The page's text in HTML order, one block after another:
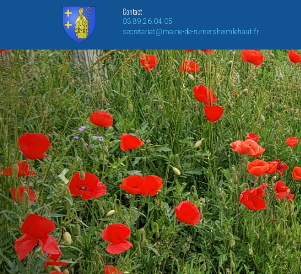
Contact
03.89.26.04.05
secretariat@mairie-de-rumersheimlehaut.fr
Previous